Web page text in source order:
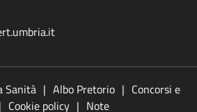
Sanità Albo Pretorio
Concorsi e
Cookie policy Note